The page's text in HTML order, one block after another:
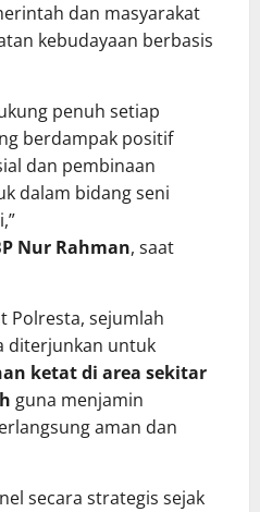
dan masyarakat
kebudayaan berbasis
penuh setiap
berdampak positif
dan pembinaan
dalam bidang seni
Nur Rahman, saat
Polresta, sejumlah
diterjunkan untuk
ketat di area sekitar
guna menjamin
aman dan
secara strategis sejak